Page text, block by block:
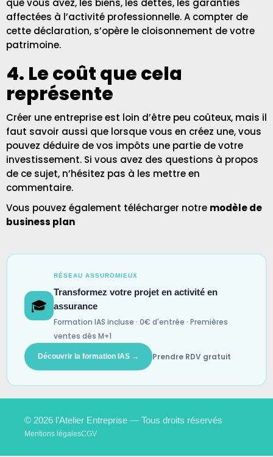
affectées à l’activité professionnelle. A compter de
cette déclaration, s’opère le cloisonnement de votre
patrimoine.
4. Le coût que cela
représente
Créer une entreprise est loin d’être peu coûteux, mais il
faut savoir aussi que lorsque vous en créez une, vous
pouvez déduire de vos impôts une partie de votre
investissement. Si vous avez des questions à propos
de ce sujet, n’hésitez pas à les mettre en
commentaire.
Vous pouvez également télécharger notre modèle de
business plan
🎓
RÉSEAU ASSUROMIEUX
Transformez votre projet en activité en
assurance
Formation IAS incluse · 0€ d'entrée · Premières
ventes dès M+1
Découvrir la formation IAS → Prendre RDV gratuit
© 2026 l’Atelier Entreprise — Tous droits réservés
Mentions légalesCGV